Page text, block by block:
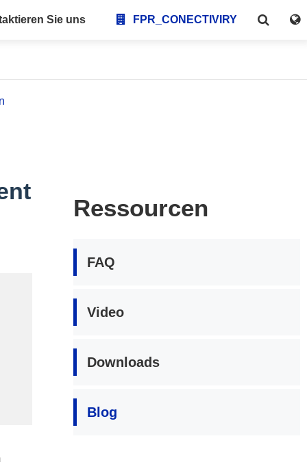
Sie uns FPR_CONECTIVIRY
Ressourcen
FAQ
Video
Downloads
Blog